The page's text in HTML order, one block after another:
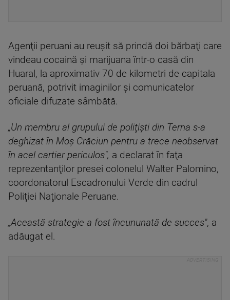
Agenţii peruani au reuşit să prindă doi bărbaţi care
vindeau cocaină şi marijuana într-o casă din
Huaral, la aproximativ 70 de kilometri de capitala
peruană, potrivit imaginilor şi comunicatelor
oficiale difuzate sâmbătă.
„Un membru al grupului de poliţişti din Terna s-a
deghizat în Moş Crăciun pentru a trece neobservat
în acel cartier periculos", a declarat în faţa
reprezentanţilor presei colonelul Walter Palomino,
coordonatorul Escadronului Verde din cadrul
Poliţiei Naţionale Peruane.
„Această strategie a fost încununată de succes", a
adăugat el.